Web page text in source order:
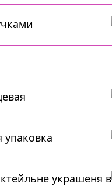
упаковка
украшеня в